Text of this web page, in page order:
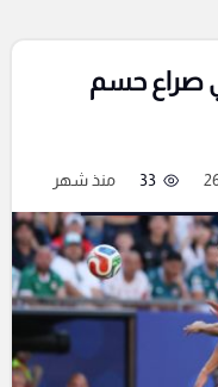
صراع حسم
33 منذ شهر